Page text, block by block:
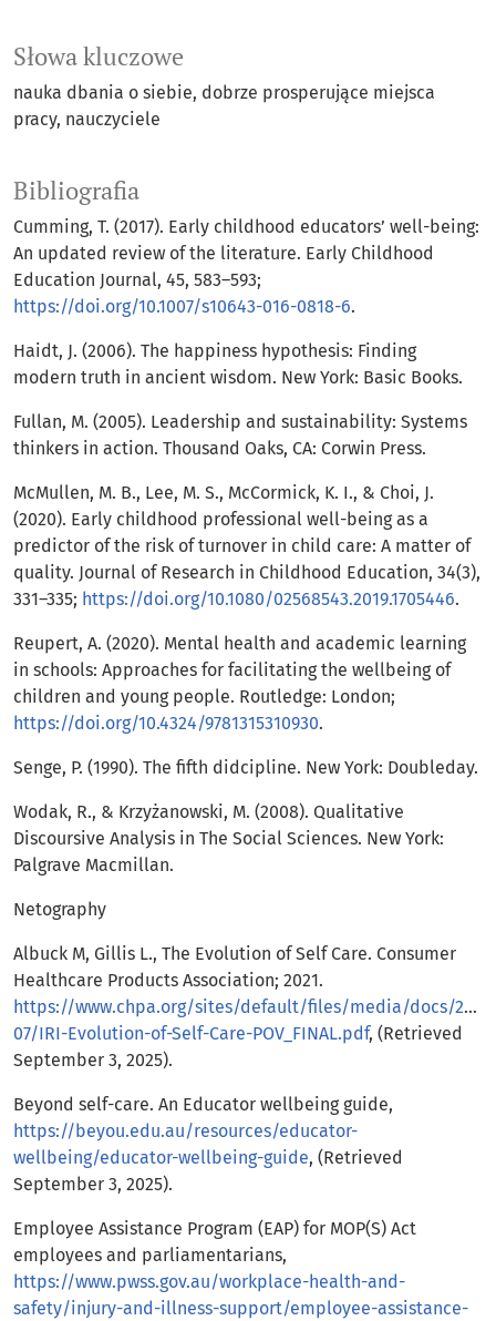
Słowa kluczowe
nauka dbania o siebie dobrze prosperujące miejsca
pracy nauczyciele
Bibliografia
Cumming, T. (2017). Early childhood educators’ well-being:
An updated review of the literature. Early Childhood
Education Journal, 45, 583–593;
https://doi.org/10.1007/s10643-016-0818-6.
Haidt, J. (2006). The happiness hypothesis: Finding
modern truth in ancient wisdom. New York: Basic Books.
Fullan, M. (2005). Leadership and sustainability: Systems
thinkers in action. Thousand Oaks, CA: Corwin Press.
McMullen, M. B., Lee, M. S., McCormick, K. I., & Choi, J.
(2020). Early childhood professional well-being as a
predictor of the risk of turnover in child care: A matter of
quality. Journal of Research in Childhood Education, 34(3),
331–335; https://doi.org/10.1080/02568543.2019.1705446.
Reupert, A. (2020). Mental health and academic learning
in schools: Approaches for facilitating the wellbeing of
children and young people. Routledge: London;
https://doi.org/10.4324/9781315310930.
Senge, P. (1990). The fifth didcipline. New York: Doubleday.
Wodak, R., & Krzyżanowski, M. (2008). Qualitative
Discoursive Analysis in The Social Sciences. New York:
Palgrave Macmillan.
Netography
Albuck M, Gillis L., The Evolution of Self Care. Consumer
Healthcare Products Association; 2021.
https://www.chpa.org/sites/default/files/media/docs/2021-
07/IRI-Evolution-of-Self-Care-POV_FINAL.pdf, (Retrieved
September 3, 2025).
Beyond self-care. An Educator wellbeing guide,
https://beyou.edu.au/resources/educator-
wellbeing/educator-wellbeing-guide, (Retrieved
September 3, 2025).
Employee Assistance Program (EAP) for MOP(S) Act
employees and parliamentarians,
https://www.pwss.gov.au/workplace-health-and-
safety/injury-and-illness-support/employee-assistance-